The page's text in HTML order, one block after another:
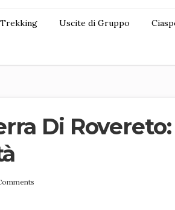
Trekking Uscite di Gruppo
Di